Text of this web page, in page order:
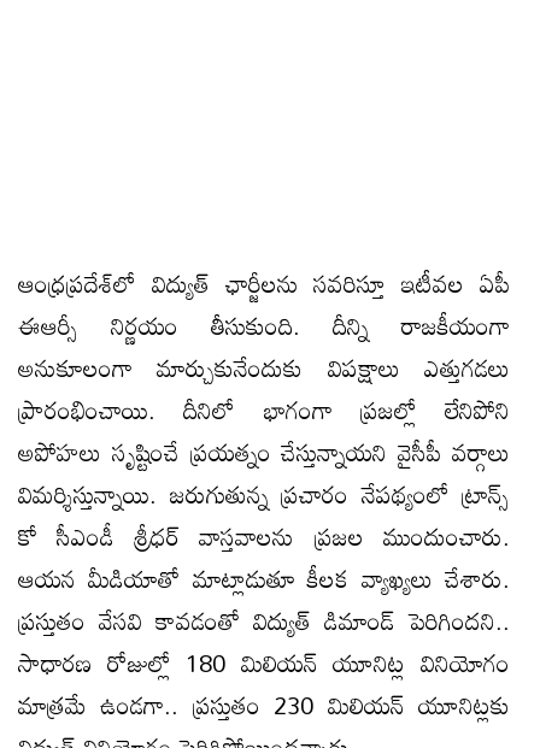
ఆంధ్రప్రదేశ్‌లో విద్యుత్‌ ఛార్జీలను స‌వ‌రిస్తూ ఇటీవ‌ల ఏపీ
ఈఆర్సీ నిర్ణయం తీసుకుంది. దీన్ని రాజ‌కీయంగా
అనుకూలంగా మార్చుకునేందుకు విప‌క్షాలు ఎత్తుగ‌డ‌లు
ప్రారంభించాయి. దీనిలో భాగంగా ప్ర‌జ‌ల్లో లేనిపోని
అపోహ‌లు సృష్టించే ప్ర‌య‌త్నం చేస్తున్నాయ‌ని వైసీపీ వ‌ర్గాలు
విమ‌ర్శిస్తున్నాయి. జ‌రుగుతున్న ప్ర‌చారం నేప‌థ్యంలో ట్రాన్స్
కో సీఎండీ శ్రీ‌ధ‌ర్ వాస్త‌వాల‌ను ప్ర‌జ‌ల ముందుంచారు.
ఆయ‌న మీడియాతో మాట్లాడుతూ కీలక వ్యాఖ్యలు చేశారు.
ప్రస్తుతం వేసవి కావడంతో విద్యుత్‌ డిమాండ్ పెరిగిందని..
సాధారణ రోజుల్లో 180 మిలియన్ యూనిట్ల వినియోగం
మాత్రమే ఉండగా.. ప్రస్తుతం 230 మిలియన్ యూనిట్లకు